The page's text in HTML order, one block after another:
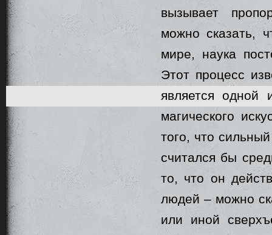
вызывает
можно сказать,
мире, наука
Этот процесс
является одной
магического
того, что
считался бы
то, что он
людей – можно
или иной